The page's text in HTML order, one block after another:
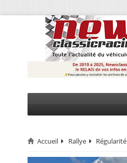
CIRCUIT
Accueil Rallye Régularité